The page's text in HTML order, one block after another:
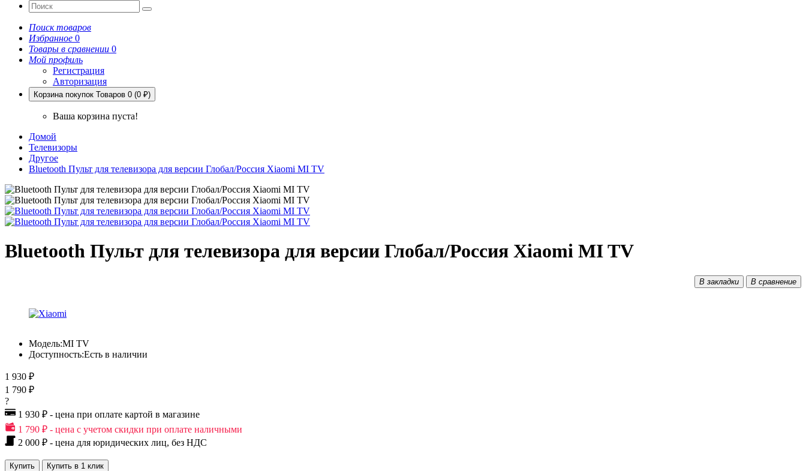
Поиск товаров
Избранное 0
Товары в сравнении 0
Мой профиль
Регистрация
Авторизация
Корзина покупок Товаров 0 (0 ₽)
Ваша корзина пуста!
Домой
Телевизоры
Другое
Bluetooth Пульт для телевизора для версии Глобал/Россия Xiaomi MI TV
Bluetooth Пульт для телевизора для версии Глобал/Россия Xiaomi MI TV
В закладки В сравнение
Модель:MI TV
Доступность:Есть в наличии
1 930 ₽
1 790 ₽
?
1 930 ₽ - цена при оплате картой в магазине
1 790 ₽ - цена с учетом скидки при оплате наличными
2 000 ₽ - цена для юридических лиц, без НДС
Купить Купить в 1 клик